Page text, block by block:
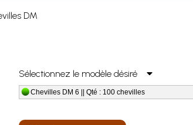
DM
Sélectionnez le modèle désiré
Chevilles DM 6 || Qté : 100 chevilles